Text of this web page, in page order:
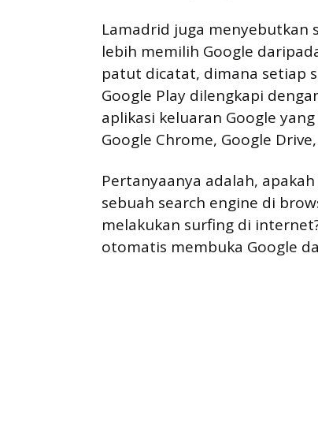
Lamadrid juga menyebutkan
lebih memilih Google
patut dicatat, dimana setiap
Google Play dilengkapi
aplikasi keluaran Google
Google Chrome, Google
Pertanyaanya adalah,
sebuah search engine di
melakukan surfing di
otomatis membuka Google